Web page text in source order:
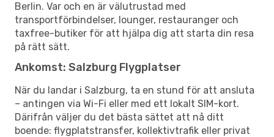
Berlin. Var och en är välutrustad med
transportförbindelser, lounger, restauranger och
taxfree-butiker för att hjälpa dig att starta din resa
på rätt sätt.
Ankomst: Salzburg Flygplatser
När du landar i Salzburg, ta en stund för att ansluta
– antingen via Wi-Fi eller med ett lokalt SIM-kort.
Därifrån väljer du det bästa sättet att nå ditt
boende: flygplatstransfer, kollektivtrafik eller privat